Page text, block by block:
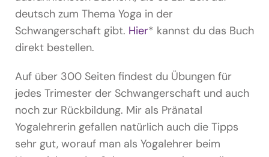
deutsch zum Thema Yoga in der
Schwangerschaft gibt. Hier* kannst du das Buch
direkt bestellen.
Auf über 300 Seiten findest du Übungen für
jedes Trimester der Schwangerschaft und auch
noch zur Rückbildung. Mir als Pränatal
Yogalehrerin gefallen natürlich auch die Tipps
sehr gut, worauf man als Yogalehrer beim